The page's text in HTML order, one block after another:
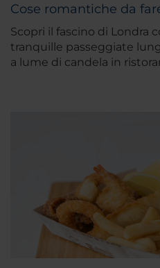
Cose romantiche da
Scopri il fascino di Londra
tranquille passeggiate
a lume di candela in